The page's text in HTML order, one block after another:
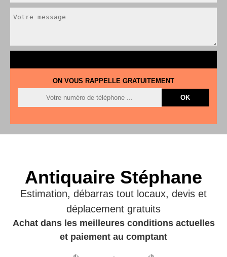
ON VOUS RAPPELLE GRATUITEMENT
Antiquaire Stéphane
Estimation, débarras tout locaux, devis et
déplacement gratuits
Achat dans les meilleures conditions actuelles
et paiement au comptant